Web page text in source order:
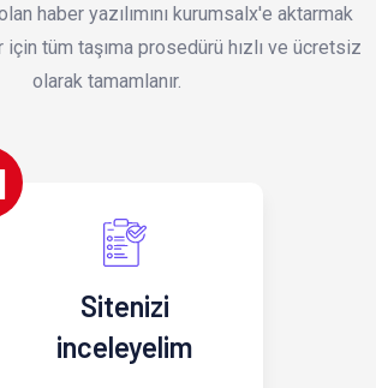
haber yazılımını kurumsalx'e aktarmak
tüm taşıma prosedürü hızlı ve ücretsiz
olarak tamamlanır.
Sitenizi
inceleyelim